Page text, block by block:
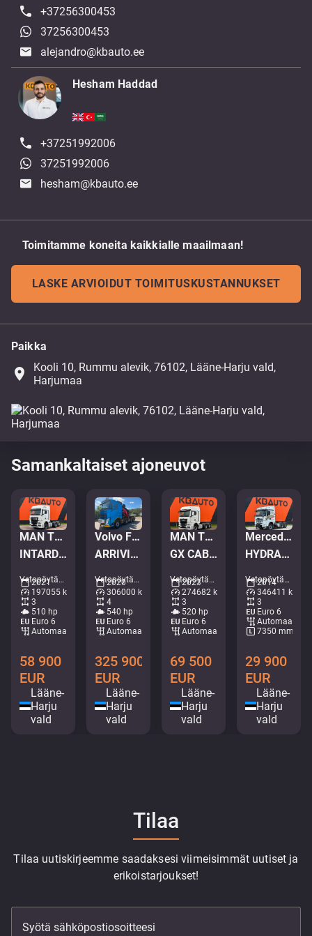
+37256300453
37256300453
alejandro@kbauto.ee
Hesham Haddad
+37251992006
37251992006
hesham@kbauto.ee
Toimitamme koneita kaikkialle maailmaan!
LASKE ARVIOIDUT TOIMITUSKUSTANNUKSET
Paikka
place
Kooli 10, Rummu alevik, 76102, Lääne-Harju vald,
Harjumaa
Samankaltaiset ajoneuvot
MAN TGX 28.510 6x2
INTARDER / DOUBLE BOGIE
Vetopöytäautot • M779-1088
2021
197055 km
3
510 hp
Euro 6
Automaattinen
58 900
EUR
Lääne-
Harju
vald
Volvo FH 540 8x4
ARRIVING IN TWO WEEKS ! / PK 92002 + JIB + WINCH
Vetopöytäautot • M960-9040
2020
306000 km
4
540 hp
Euro 6
Automaattinen
325 900
EUR
Lääne-
Harju
vald
MAN TGX 28.520 6x2
GX CAB / INTARDER / DOUBLE BOGIE
Vetopöytäautot • M523-8199
2023
274682 km
3
520 hp
Euro 6
Automaattinen
69 500
EUR
Lääne-
Harju
vald
Mercedes-Benz Arocs 2651 6x4
HYDRAULICS / UNDERBODY SCRAPER
Vetopöytäautot • M217-4358
2014
346411 km
3
Euro 6
7350 mm
29 900
EUR
Lääne-
Harju
vald
Tilaa
Tilaa uutiskirjeemme saadaksesi viimeisimmät uutiset ja
erikoistarjoukset!
Syötä sähköpostiosoitteesi